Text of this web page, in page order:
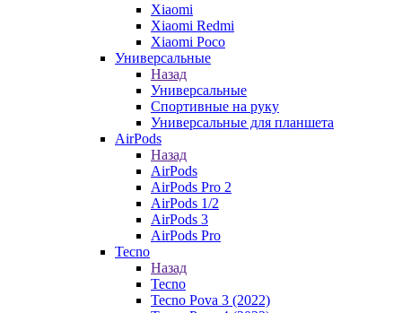
Xiaomi
Xiaomi Redmi
Xiaomi Poco
Универсальные
Назад
Универсальные
Спортивные на руку
Универсальные для планшета
AirPods
Назад
AirPods
AirPods Pro 2
AirPods 1/2
AirPods 3
AirPods Pro
Tecno
Назад
Tecno
Tecno Pova 3 (2022)